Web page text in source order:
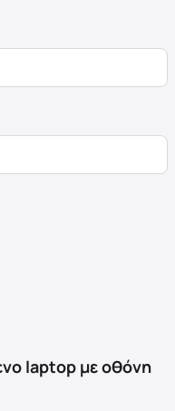
laptop με οθόνη